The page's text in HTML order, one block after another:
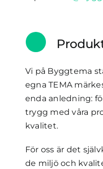
Vi på Byggtema
egna TEMA
enda anledning:
trygg med våra
kvalitet.
För oss är det
de miljö och